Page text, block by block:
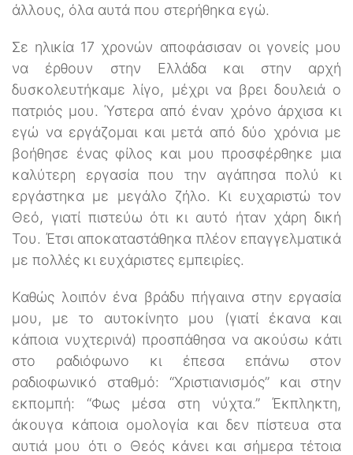
άλλους, όλα αυτά που στερήθηκα εγώ.
Σε ηλικία 17 χρονών αποφάσισαν οι γονείς μου
να έρθουν στην Ελλάδα και στην αρχή
δυσκολευτήκαμε λίγο, μέχρι να βρει δουλειά ο
πατριός μου. Ύστερα από έναν χρόνο άρχισα κι
εγώ να εργάζομαι και μετά από δύο χρόνια με
βοήθησε ένας φίλος και μου προσφέρθηκε μια
καλύτερη εργασία που την αγάπησα πολύ κι
εργάστηκα με μεγάλο ζήλο. Κι ευχαριστώ τον
Θεό, γιατί πιστεύω ότι κι αυτό ήταν χάρη δική
Του. Έτσι αποκαταστάθηκα πλέον επαγγελματικά
με πολλές κι ευχάριστες εμπειρίες.
Καθώς λοιπόν ένα βράδυ πήγαινα στην εργασία
μου, με το αυτοκίνητο μου (γιατί έκανα και
κάποια νυχτερινά) προσπάθησα να ακούσω κάτι
στο ραδιόφωνο κι έπεσα επάνω στον
ραδιοφωνικό σταθμό: “Χριστιανισμός” και στην
εκπομπή: “Φως μέσα στη νύχτα.” Έκπληκτη,
άκουγα κάποια ομολογία και δεν πίστευα στα
αυτιά μου ότι ο Θεός κάνει και σήμερα τέτοια